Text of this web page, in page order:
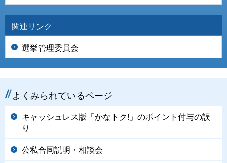
関連リンク
選挙管理委員会
よくみられているページ
キャッシュレス版「かなトク!」のポイント付与の誤
り
公私合同説明・相談会